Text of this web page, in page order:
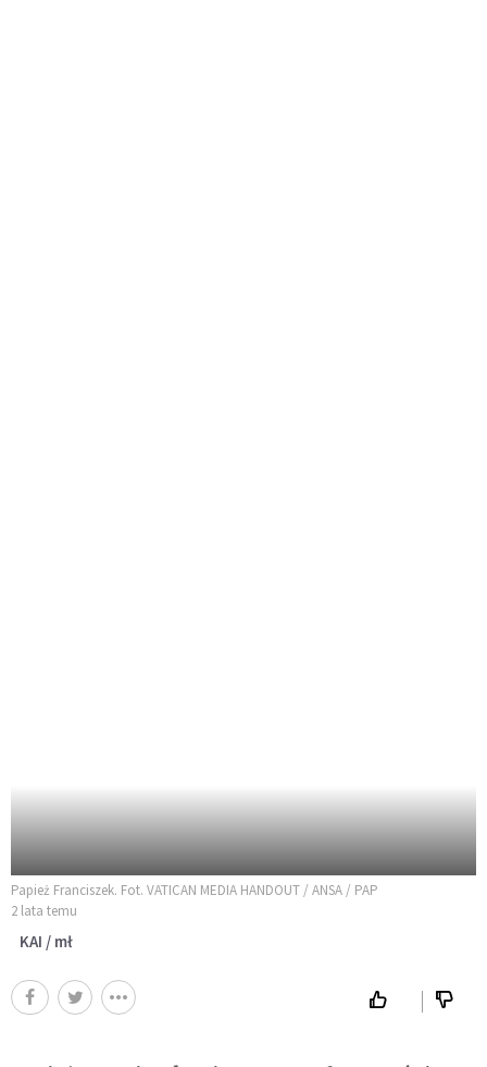
Papież Franciszek. Fot. VATICAN MEDIA HANDOUT / ANSA / PAP
2 lata temu
KAI / mł